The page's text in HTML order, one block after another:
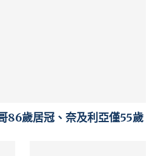
86歲居冠、奈及利亞僅55歲